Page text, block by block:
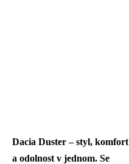
Dacia Duster – styl, komfort
a odolnost v jednom. Se